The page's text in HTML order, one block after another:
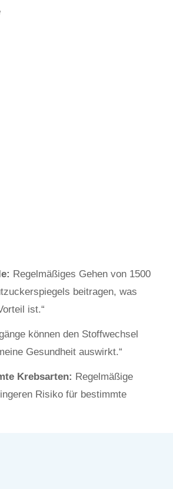
Regelmäßiges Gehen von 1500
beitragen, was
ist.“
können den Stoffwechsel
Gesundheit auswirkt.“
Krebsarten: Regelmäßige
Risiko für bestimmte